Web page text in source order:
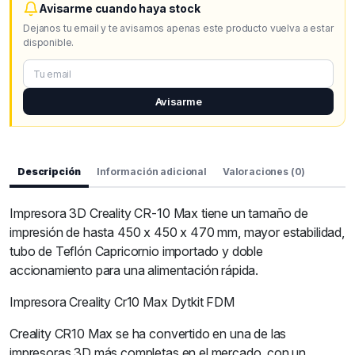
Avisarme cuando haya stock
Dejanos tu email y te avisamos apenas este producto vuelva a estar
disponible.
Avisarme
Descripción Información adicional Valoraciones (0)
Impresora 3D Creality CR-10 Max tiene un tamaño de
impresión de hasta 450 x 450 x 470 mm, mayor estabilidad,
tubo de Teflón Capricornio importado y doble
accionamiento para una alimentación rápida.
Impresora Creality Cr10 Max Dytkit FDM
Creality CR10 Max se ha convertido en una de las